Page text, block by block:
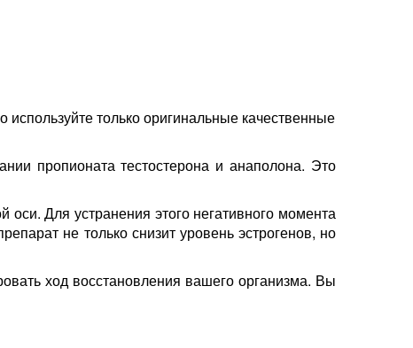
только оригинальные качественные
пропионата тестостерона и анаполона. Это
оси. Для устранения этого негативного момента
не только снизит уровень эстрогенов, но
ход восстановления вашего организма. Вы